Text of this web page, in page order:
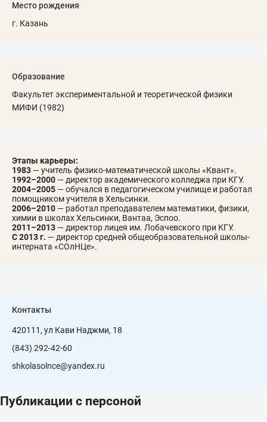
Место рождения
г. Казань
Образование
Факультет экспериментальной и теоретической физики
МИФИ (1982)
Этапы карьеры:
1983 — учитель физико-математической школы «Квант».
1992–2000 — директор академического колледжа при КГУ.
2004–2005 — обучался в педагогическом училище и работал
помощником учителя в Хельсинки.
2006–2010 — работал преподавателем математики, физики,
химии в школах Хельсинки, Вантаа, Эспоо.
2011–2013 — директор лицея им. Лобачевского при КГУ.
С 2013 г. — директор средней общеобразовательной школы-
интерната «СОлНЦе».
Контакты
420111, ул Кави Наджми, 18
(843) 292-42-60
shkolasolnce@yandex.ru
Публикации с персоной